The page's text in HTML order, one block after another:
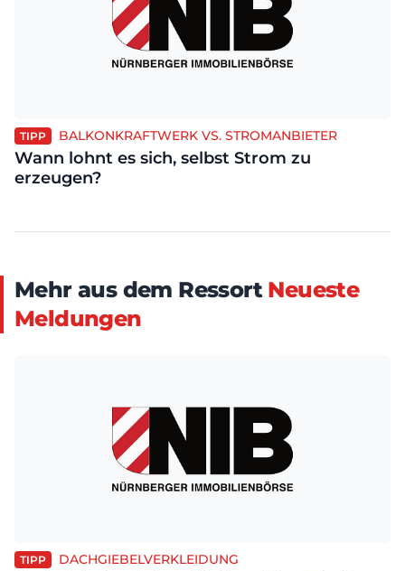
TIPP BALKONKRAFTWERK VS. STROMANBIETER
Wann lohnt es sich, selbst Strom zu
erzeugen?
Mehr aus dem Ressort Neueste
Meldungen
TIPP DACHGIEBELVERKLEIDUNG